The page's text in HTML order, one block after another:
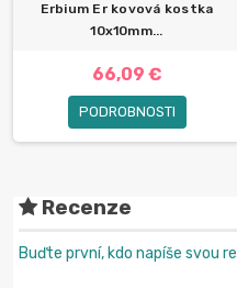
Erbium Er kovová kostka
10x10mm...
66,09 €
PODROBNOSTI
Recenze
Buďte první, kdo napíše svou